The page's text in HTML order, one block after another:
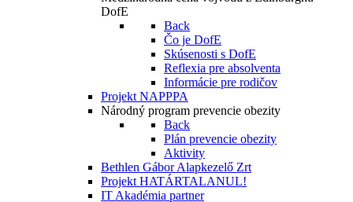
DofE
Back
Čo je DofE
Skúsenosti s DofE
Reflexia pre absolventa
Informácie pre rodičov
Projekt NAPPPA
Národný program prevencie obezity
Back
Plán prevencie obezity
Aktivity
Bethlen Gábor Alapkezelő Zrt
Projekt HATÁRTALANUL!
IT Akadémia partner